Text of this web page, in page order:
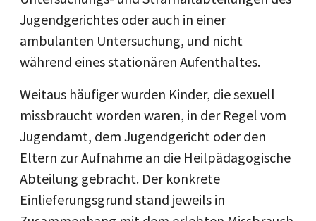
Jugendgerichtes oder auch in einer
ambulanten Untersuchung, und nicht
während eines stationären Aufenthaltes.
Weitaus häufiger wurden Kinder, die sexuell
missbraucht worden waren, in der Regel vom
Jugendamt, dem Jugendgericht oder den
Eltern zur Aufnahme an die Heilpädagogische
Abteilung gebracht. Der konkrete
Einlieferungsgrund stand jeweils in